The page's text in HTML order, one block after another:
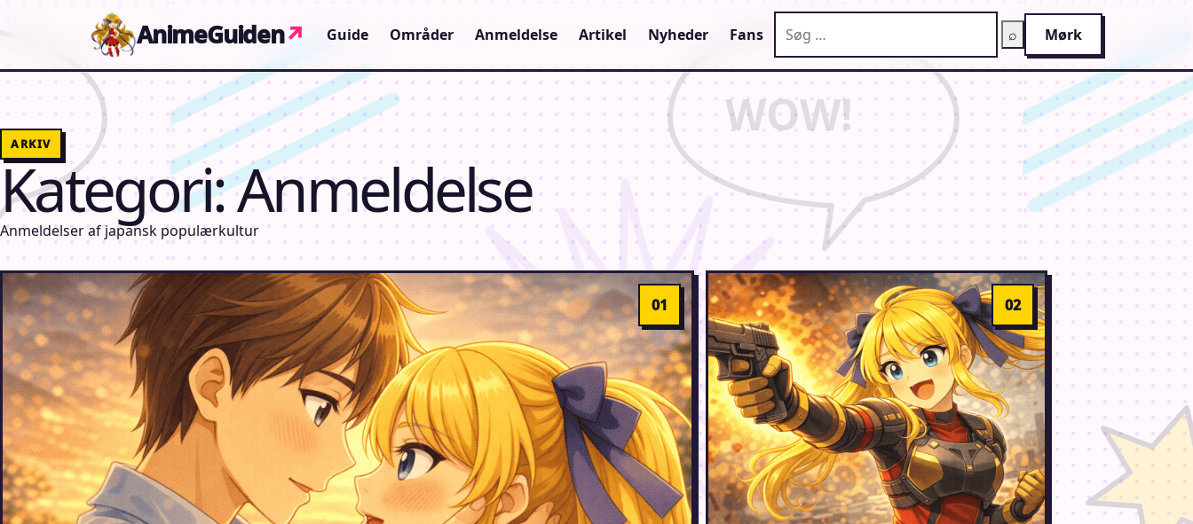
AnimeGuiden↗ Guide Områder Anmeldelse Artikel Nyheder Fans ⌕ Mørk
ARKIV
Kategori:Anmeldelse
Anmeldelser af japansk populærkultur